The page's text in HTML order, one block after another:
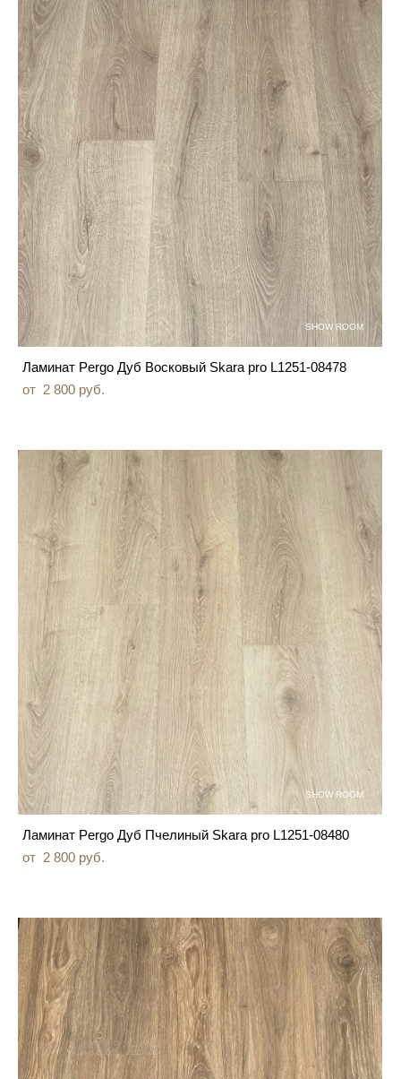
SHOW ROOM
Ламинат Pergo Дуб Восковый Skara pro L1251-08478
от 2 800 pуб.
SHOW ROOM
Ламинат Pergo Дуб Пчелиный Skara pro L1251-08480
от 2 800 pуб.